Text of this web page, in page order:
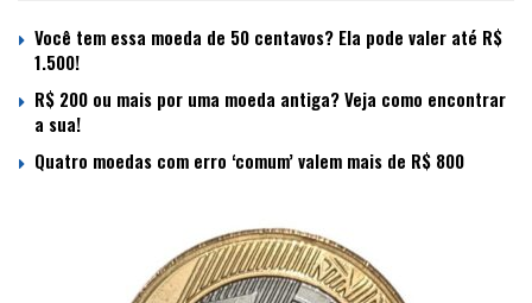
Você tem essa moeda de 50 centavos? Ela pode valer até R$
1.500!
R$ 200 ou mais por uma moeda antiga? Veja como encontrar
a sua!
Quatro moedas com erro ‘comum’ valem mais de R$ 800